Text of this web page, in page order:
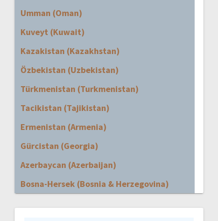
Umman (Oman)
Kuveyt (Kuwait)
Kazakistan (Kazakhstan)
Özbekistan (Uzbekistan)
Türkmenistan (Turkmenistan)
Tacikistan (Tajikistan)
Ermenistan (Armenia)
Gürcistan (Georgia)
Azerbaycan (Azerbaijan)
Bosna-Hersek (Bosnia & Herzegovina)